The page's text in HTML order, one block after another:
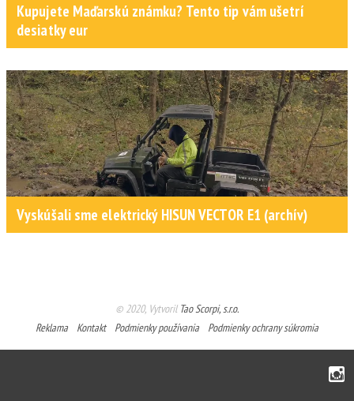
Kupujete Maďarskú známku? Tento tip vám ušetrí
desiatky eur
Vyskúšali sme elektrický HISUN VECTOR E1 (archív)
© 2020, Vytvoril Tao Scorpi, s.r.o.
Reklama
Kontakt Podmienky používania Podmienky ochrany súkromia
Instagram